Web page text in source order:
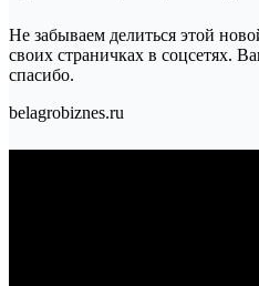
Не забываем делиться этой
своих страничках в соцсетях.
спасибо.
belagrobiznes.ru